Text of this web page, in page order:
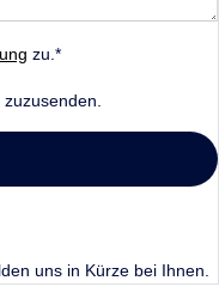
zu.*
uns in Kürze bei Ihnen.